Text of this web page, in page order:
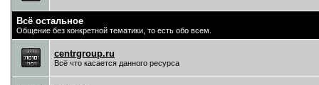
Всё остальное
Общение без конкретной тематики, то есть обо всем.
centrgroup.ru
Всё что касается данного ресурса